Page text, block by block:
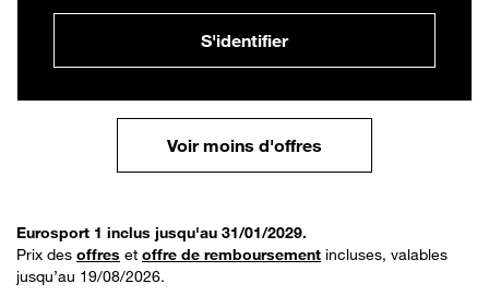
S'identifier
Voir moins d'offres
Eurosport 1 inclus jusqu'au 31/01/2029.
Prix des offres et offre de remboursement incluses, valables
jusqu’au 19/08/2026.